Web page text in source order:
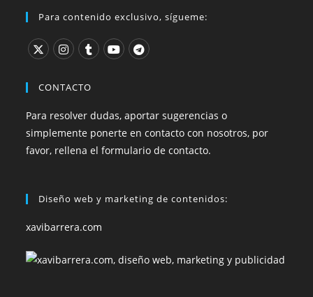
Para contenido exclusivo, sígueme:
CONTACTO
Para resolver dudas, aportar sugerencias o
simplemente ponerte en contacto con nosotros, por
favor, rellena el formulario de contacto.
Diseño web y marketing de contenidos:
xavibarrera.com